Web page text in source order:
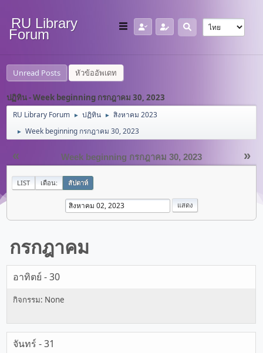
RU Library
Forum
Unread Posts หัวข้ออัพเดท
ปฏิทิน - Week beginning กรกฎาคม 30, 2023
RU Library Forum ► ปฏิทิน ► สิงหาคม 2023
► Week beginning กรกฎาคม 30, 2023
« »
Week beginning กรกฎาคม 30, 2023
LIST เดือน: สัปดาห์
กรกฎาคม
อาทิตย์ - 30
จันทร์ - 31